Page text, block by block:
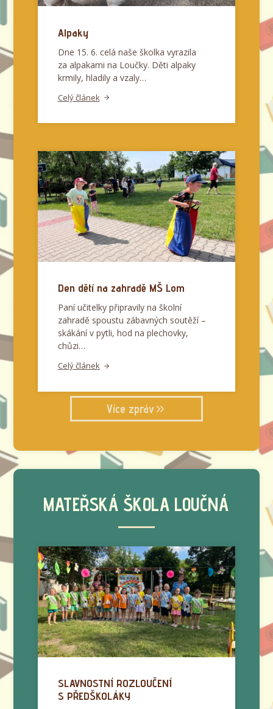
Alpaky
Dne 15. 6. celá naše školka vyrazila
za alpakami na Loučky. Děti alpaky
krmily, hladily a vzaly…
Celý článek
Den dětí na zahradě MŠ Lom
Paní učitelky připravily na školní
zahradě spoustu zábavných soutěží –
skákání v pytli, hod na plechovky,
chůzi…
Celý článek
Více zpráv
MATEŘSKÁ ŠKOLA LOUČNÁ
SLAVNOSTNÍ ROZLOUČENÍ
S PŘEDŠKOLÁKY